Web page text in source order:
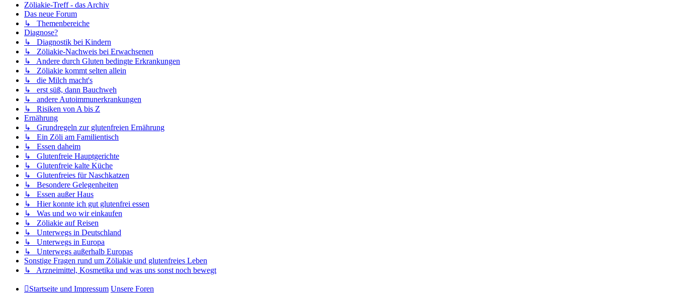
Zöliakie-Treff - das Archiv
Das neue Forum
↳ Themenbereiche
Diagnose?
↳ Diagnostik bei Kindern
↳ Zöliakie-Nachweis bei Erwachsenen
↳ Andere durch Gluten bedingte Erkrankungen
↳ Zöliakie kommt selten allein
↳ die Milch macht's
↳ erst süß, dann Bauchweh
↳ andere Autoimmunerkrankungen
↳ Risiken von A bis Z
Ernährung
↳ Grundregeln zur glutenfreien Ernährung
↳ Ein Zöli am Familientisch
↳ Essen daheim
↳ Glutenfreie Hauptgerichte
↳ Glutenfreie kalte Küche
↳ Glutenfreies für Naschkatzen
↳ Besondere Gelegenheiten
↳ Essen außer Haus
↳ Hier konnte ich gut glutenfrei essen
↳ Was und wo wir einkaufen
↳ Zöliakie auf Reisen
↳ Unterwegs in Deutschland
↳ Unterwegs in Europa
↳ Unterwegs außerhalb Europas
Sonstige Fragen rund um Zöliakie und glutenfreies Leben
↳ Arzneimittel, Kosmetika und was uns sonst noch bewegt
Startseite und Impressum Unsere Foren